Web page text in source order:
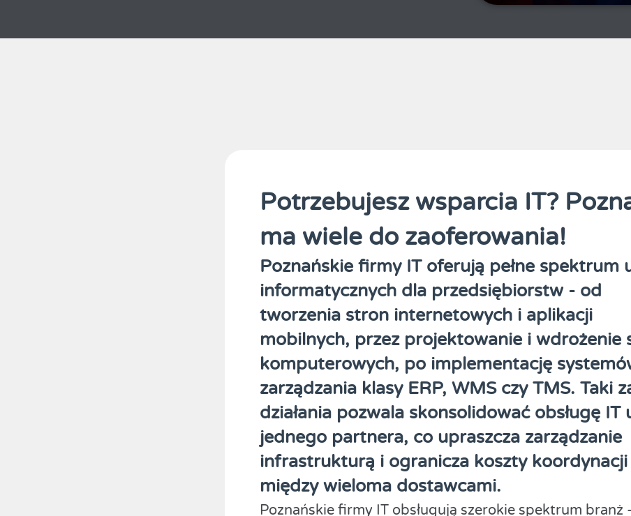
Potrzebujesz wsparcia IT?
ma wiele do zaoferowania!
Poznańskie firmy IT oferują pełne spektrum
informatycznych dla przedsiębiorstw - od
tworzenia stron internetowych i aplikacji
mobilnych, przez projektowanie i wdrożenie
komputerowych, po implementację
zarządzania klasy ERP, WMS czy TMS. Taki
działania pozwala skonsolidować obsługę IT
jednego partnera, co upraszcza zarządzanie
infrastrukturą i ogranicza koszty koordynacji
między wieloma dostawcami.
Poznańskie firmy IT obsługują szerokie spektrum branż